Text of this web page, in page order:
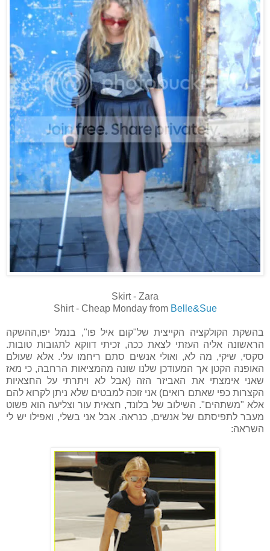
Skirt - Zara
Shirt - Cheap Monday from Belle&Sue
בהשקת הקולקציה הקייצית של"קום איל פו", בנמל יפו,ההשקה
הראשונה אליה העזתי לצאת ככה, זכיתי דווקא לתגובות טובות.
סקסי, שיקי, מה לא, ואולי אנשים סתם ריחמו עלי. אלא שעולם
האופנה הקטן אך המעודכן שלנו שונה מהמציאות הרחבה, כי מאז
שאני אימצתי את האביזר הזה (אבל לא ויתרתי על החצאיות
הקצרות כפי שאתם רואים) אני זוכה למבטים שלא ניתן לקרוא להם
אלא "משתהים". השילוב של בלונד, חצאית עור וצליעה הוא פשוט
מעבר לתפיסתם של אנשים, כנראה. אבל אני בשלי, ואפילו יש לי
השראה: